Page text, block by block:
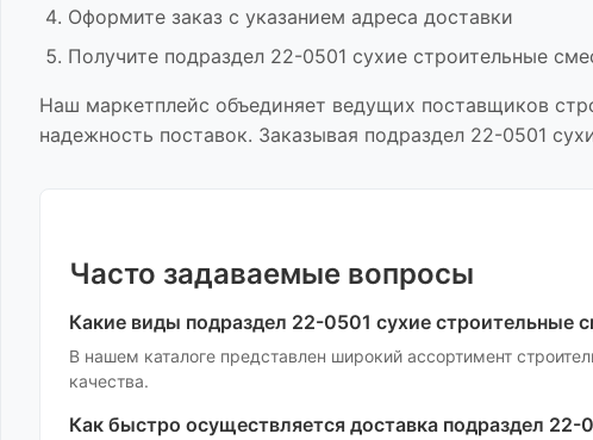
Оформите заказ с указанием адреса доставки
Получите подраздел 22-0501 сухие строительные
Наш маркетплейс объединяет ведущих поставщиков
надежность поставок. Заказывая подраздел 22-0501
Часто задаваемые вопросы
Какие виды подраздел 22-0501 сухие строительные
В нашем каталоге представлен широкий ассортимент
качества.
Как быстро осуществляется доставка подраздел 22-